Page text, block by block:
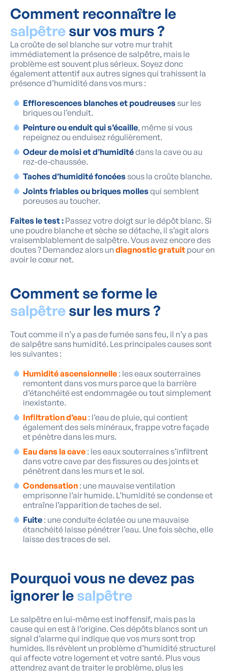
Comment reconnaître le
salpêtre sur vos murs ?
La croûte de sel blanche sur votre mur trahit
immédiatement la présence de salpêtre, mais le
problème est souvent plus sérieux. Soyez donc
également attentif aux autres signes qui trahissent la
présence d’humidité dans vos murs :
Efflorescences blanches et poudreusessur les
briques ou l’enduit.
Peinture ou enduit qui s’écaille, même si vous
repeignez ou enduisez régulièrement.
Odeur de moisi et d’humiditédans la cave ou au
rez-de-chaussée.
Taches d’humidité foncéessous la croûte blanche.
Joints friables ou briques mollesqui semblent
poreuses au toucher.
Faites le test : Passez votre doigt sur le dépôt blanc. Si
une poudre blanche et sèche se détache, il s’agit alors
vraisemblablement de salpêtre. Vous avez encore des
doutes ? Demandez alors un diagnostic gratuit pour en
avoir le cœur net.
Comment se forme le
salpêtre sur les murs ?
Tout comme il n’y a pas de fumée sans feu, il n’y a pas
de salpêtre sans humidité. Les principales causes sont
les suivantes :
Humidité ascensionnelle : les eaux souterraines
remontent dans vos murs parce que la barrière
d’étanchéité est endommagée ou tout simplement
inexistante.
Infiltration d’eau : l’eau de pluie, qui contient
également des sels minéraux, frappe votre façade
et pénètre dans les murs.
Eau dans la cave : les eaux souterraines s’infiltrent
dans votre cave par des fissures ou des joints et
pénètrent dans les murs et le sol.
Condensation : une mauvaise ventilation
emprisonne l’air humide. L’humidité se condense et
entraîne l’apparition de taches de sel.
Fuite : une conduite éclatée ou une mauvaise
étanchéité laisse pénétrer l’eau. Une fois sèche, elle
laisse des traces de sel.
Pourquoi vous ne devez pas
ignorer le salpêtre
Le salpêtre en lui-même est inoffensif, mais pas la
cause qui en est à l’origine. Ces dépôts blancs sont un
signal d’alarme qui indique que vos murs sont trop
humides. Ils révèlent un problème d’humidité structurel
qui affecte votre logement et votre santé. Plus vous
attendrez avant de traiter le problème, plus les